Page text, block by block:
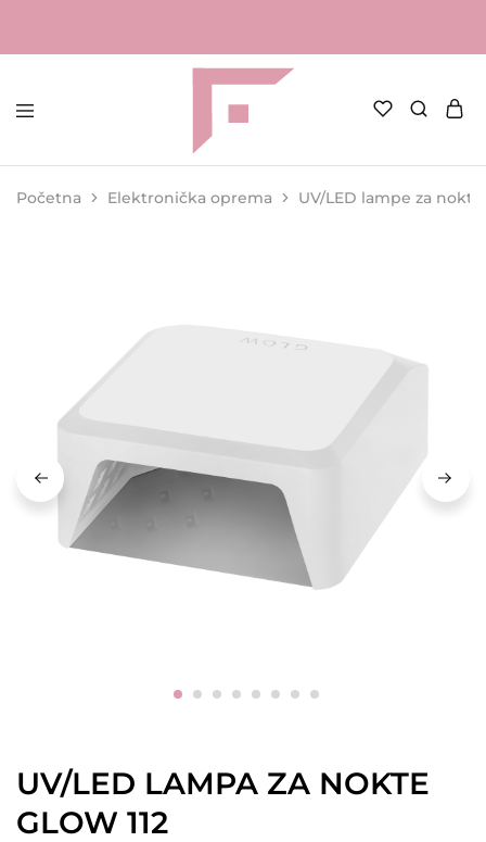
FAME
Profesionalna
za
kozmetičke
Početna Elektronička oprema UV/LED lampe za nokte
UV/LED LAMPA ZA NOKTE
GLOW 112